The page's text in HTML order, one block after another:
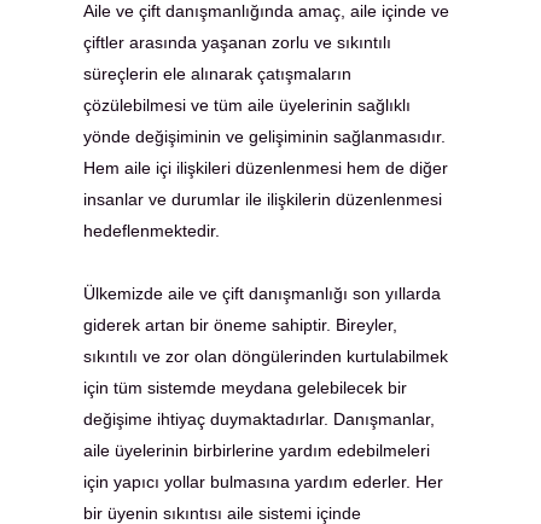
Aile ve çift danışmanlığında amaç, aile içinde ve
çiftler arasında yaşanan zorlu ve sıkıntılı
süreçlerin ele alınarak çatışmaların
çözülebilmesi ve tüm aile üyelerinin sağlıklı
yönde değişiminin ve gelişiminin sağlanmasıdır.
Hem aile içi ilişkileri düzenlenmesi hem de diğer
insanlar ve durumlar ile ilişkilerin düzenlenmesi
hedeflenmektedir.
Ülkemizde aile ve çift danışmanlığı son yıllarda
giderek artan bir öneme sahiptir. Bireyler,
sıkıntılı ve zor olan döngülerinden kurtulabilmek
için tüm sistemde meydana gelebilecek bir
değişime ihtiyaç duymaktadırlar. Danışmanlar,
aile üyelerinin birbirlerine yardım edebilmeleri
için yapıcı yollar bulmasına yardım ederler. Her
bir üyenin sıkıntısı aile sistemi içinde